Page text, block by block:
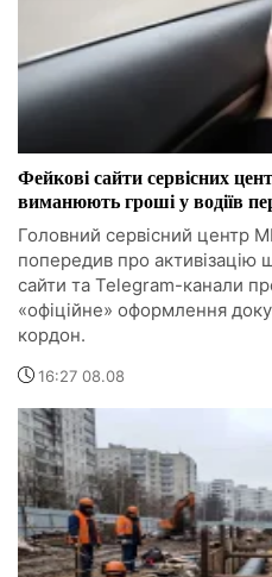
Фейкові сайти сервісних
виманюють гроші у водіїв
Головний сервісний центр
попередив про активізацію
сайти та Telegram-канали
«офіційне» оформлення
кордон.
16:27 08.08